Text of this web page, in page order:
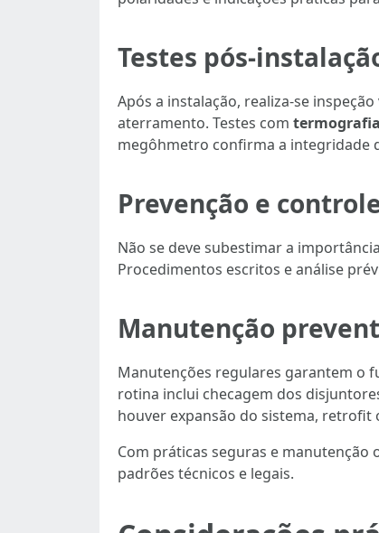
Testes pós-
Após a instalação, realiza-se
aterramento. Testes com termografia
megôhmetro confirma a integridade
Prevenção e
Não se deve subestimar a
Procedimentos escritos e análise
Manutenção
Manutenções regulares garantem o
rotina inclui checagem dos
houver expansão do sistema, retrofit
Com práticas seguras e
padrões técnicos e legais.